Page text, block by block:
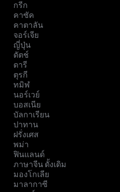
กรีก
คาซัค
คาตาลัน
จอร์เจีย
ญี่ปุ่น
ดัตช์
ดารี
ตุรกี
ทมิฬ
นอร์เวย์
บอสเนีย
บัลกาเรียน
ปาทาน
ฝรั่งเศส
พม่า
ฟินแลนด์
ภาษาจีน ดั้งเดิม
มองโกเลีย
มาลากาซี